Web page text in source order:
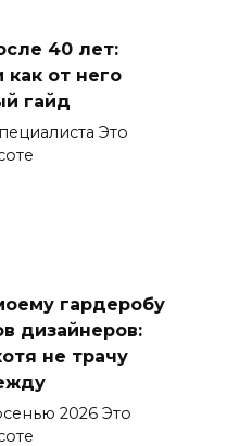
40 лет:
как от него
гайд
Это
гардеробу
дизайнеров:
не трачу
2026 Это